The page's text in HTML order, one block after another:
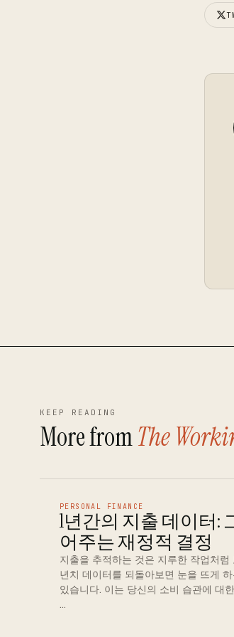
KEEP READING
More fromThe
PERSONAL FINANCE
1년간의 지출 데이터:
어주는 재정적 결정
지출을 추적하는 것은 지루한 작업처럼
년치 데이터를 되돌아보면 눈을 뜨게
있습니다. 이는 당신의 소비 습관에 대
…